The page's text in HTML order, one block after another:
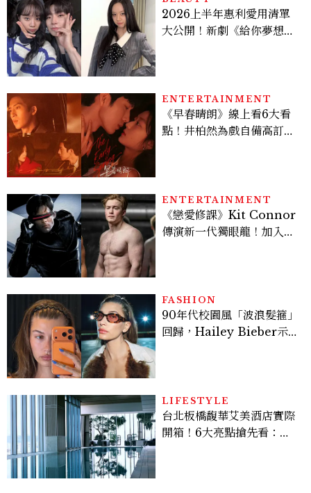
2026上半年惠利愛用清單
大公開！新劇《給你夢想》
ENTERTAINMENT
《早春晴朗》線上看6大看
點！井柏然為戲自備高訂，
ENTERTAINMENT
《戀愛修課》Kit Connor
傳演新一代獨眼龍！加入新
FASHION
90年代校園風「波浪髮箍」
回歸，Hailey Bieber示
LIFESTYLE
台北板橋馥華艾美酒店實際
開箱！6大亮點搶先看：新